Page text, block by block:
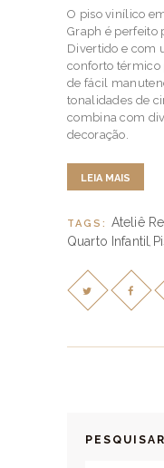
O piso vinílico
Graph é perfeito
Divertido e com
conforto térmico
de fácil
tonalidades de
combina com
decoração.
LEIA MAIS
TAGS: Ateliê
Quarto Infantil ,
PESQUISAR